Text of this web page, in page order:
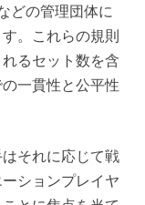
どの管理団体に
。これらの規則
るセット数を含
一貫性と公平性
それに応じて戦
ションプレイヤ